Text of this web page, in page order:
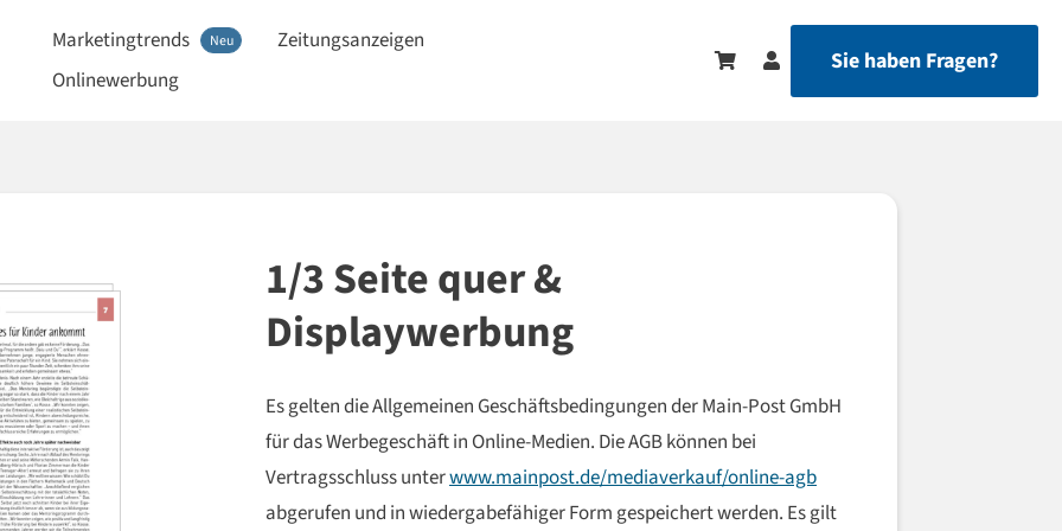
Marketingtrends Neu
Zeitungsanzeigen
Onlinewerbung
Sie haben Fragen?
1/3 Seite quer &
Displaywerbung
Es gelten die Allgemeinen Geschäftsbedingungen der Main-Post GmbH
für das Werbegeschäft in Online-Medien. Die AGB können bei
Vertragsschluss unterwww.mainpost.de/mediaverkauf/online-agb
abgerufen und in wiedergabefähiger Form gespeichert werden. Es gilt